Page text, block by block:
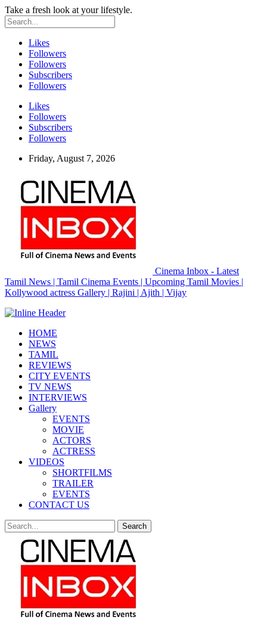
Take a fresh look at your lifestyle.
Likes
Followers
Followers
Subscribers
Followers
Likes
Followers
Subscribers
Followers
Friday, August 7, 2026
Cinema Inbox - Latest
Tamil News | Tamil Cinema Events | Upcoming Tamil Movies |
Kollywood actress Gallery | Rajini | Ajith | Vijay
HOME
NEWS
TAMIL
REVIEWS
CITY EVENTS
TV NEWS
INTERVIEWS
Gallery
EVENTS
MOVIE
ACTORS
ACTRESS
VIDEOS
SHORTFILMS
TRAILER
EVENTS
CONTACT US